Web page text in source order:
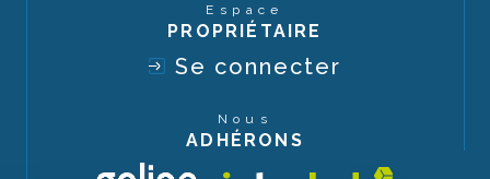
Espace
PROPRIÉTAIRE
Se connecter
Nous
ADHÉRONS